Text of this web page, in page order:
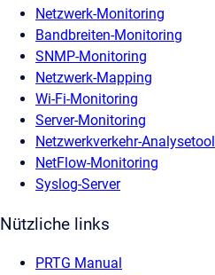
Netzwerk-Monitoring
Bandbreiten-Monitoring
SNMP-Monitoring
Netzwerk-Mapping
Wi-Fi-Monitoring
Server-Monitoring
Netzwerkverkehr-Analysetool
NetFlow-Monitoring
Syslog-Server
Nützliche links
PRTG Manual